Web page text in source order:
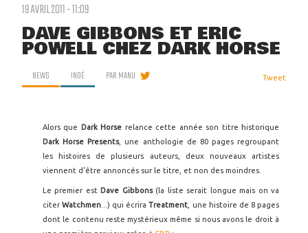
19 AVRIL 2011 - 11:09
DAVE GIBBONS ET ERIC
POWELL CHEZ DARK HORSE
NEWS INDÉ PARMANU Tweet
Alors que Dark Horse relance cette année son titre historique
Dark Horse Presents, une anthologie de 80 pages regroupant
les histoires de plusieurs auteurs, deux nouveaux artistes
viennent d'être annoncés sur le titre, et non des moindres.
Le premier est Dave Gibbons(la liste serait longue mais on va
citerWatchmen ...) qui écriraTreatment , une histoire de 8 pages
dont le contenu reste mystérieux même si nous avons le droit à